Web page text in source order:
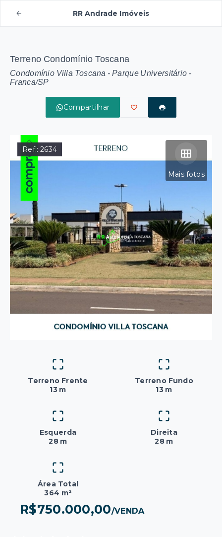
RR Andrade Imóveis
Terreno Condomínio Toscana
Condomínio Villa Toscana -Parque Universitário -
Franca/SP
Compartilhar
Mais fotos
Ref.:2634
Terreno Frente
13 m
Terreno Fundo
13 m
Esquerda
28 m
Direita
28 m
Área Total
364 m²
R$750.000,00/VENDA